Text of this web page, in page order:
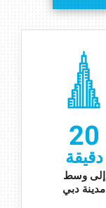
20
دقيقة
إلى وسط
مدينة دبي